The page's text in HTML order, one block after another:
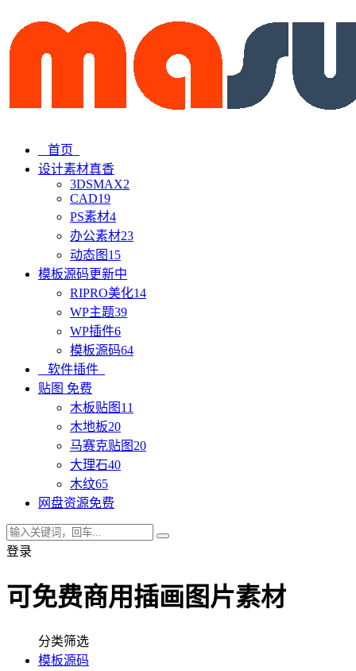
首页
设计素材真香
3DSMAX2
CAD19
PS素材4
办公素材23
动态图 15
模板源码更新中
RIPRO美化14
WP主题39
WP插件6
模板源码64
软件插件
贴图 免费
木板贴图 11
木地板20
马赛克贴图 20
大理石40
木纹65
网盘资源免费
登录
可免费商用插画图片素材
分类筛选
模板源码